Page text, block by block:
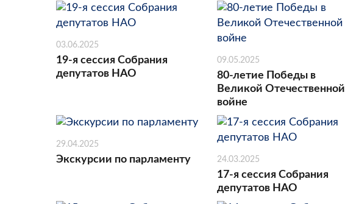
03.06.2025
19-я сессия Собрания
депутатов НАО
09.05.2025
80-летие Победы в
Великой Отечественной
войне
29.04.2025
Экскурсии по парламенту 24.03.2025
17-я сессия Собрания
депутатов НАО